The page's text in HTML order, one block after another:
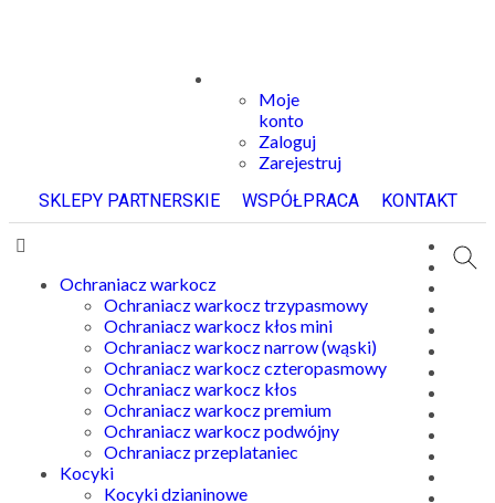
Moje
konto
Zaloguj
Zarejestruj
SKLEPY PARTNERSKIE
WSPÓŁPRACA KONTAKT
Ochraniacz warkocz
Ochraniacz warkocz trzypasmowy
Ochraniacz warkocz kłos mini
Ochraniacz warkocz narrow (wąski)
Ochraniacz warkocz czteropasmowy
Ochraniacz warkocz kłos
Ochraniacz warkocz premium
Ochraniacz warkocz podwójny
Ochraniacz przeplataniec
Kocyki
Kocyki dzianinowe